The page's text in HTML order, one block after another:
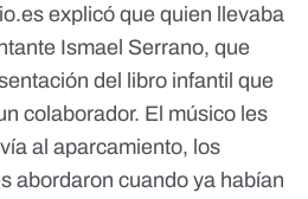
explicó que quien llevaba
Ismael Serrano, que
del libro infantil que
colaborador. El músico les
al aparcamiento, los
abordaron cuando ya habían